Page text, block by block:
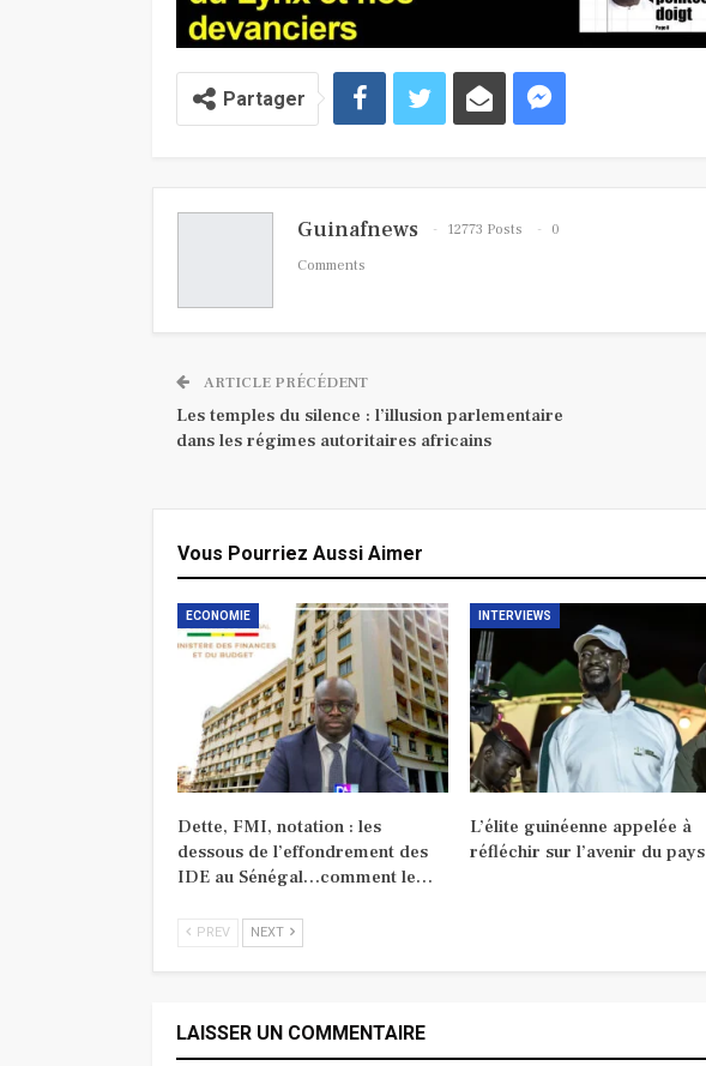
Partager
Guinafnews 12773 Posts
0
Comments
ARTICLE PRÉCÉDENT
Les temples du silence : l’illusion parlementaire
dans les régimes autoritaires africains
Vous Pourriez Aussi Aimer
ECONOMIE
Dette, FMI, notation : les
dessous de l’effondrement des
IDE au Sénégal…comment le…
INTERVIEWS
L’élite guinéenne appelée à
réfléchir sur l’avenir du pays
PREV NEXT
LAISSER UN COMMENTAIRE